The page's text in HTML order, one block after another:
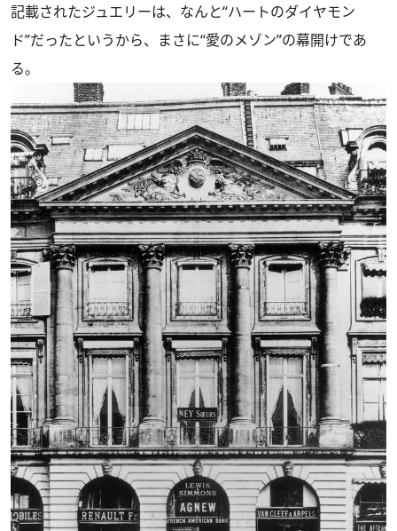
記載されたジュエリーは、なんと“ハートのダイヤモン
ド”だったというから、まさに“愛のメゾン”の幕開けであ
る。